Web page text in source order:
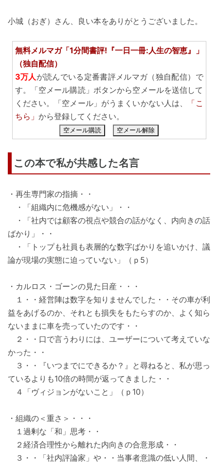
小城（おぎ）さん、良い本をありがとうございました。
無料メルマガ「1分間書評!『一日一冊:人生の智恵』」
（独自配信）
3万人 が読んでいる定番書評メルマガ（独自配信）で
す。「空メール購読」ボタンから空メールを送信して
ください。「空メール」がうまくいかない人は、
「こ
ちら」 から登録してください。
空メール購読 空メール解除
この本で私が共感した名言
・再生専門家の指摘・・
・「組織内に危機感がない」・・
・「社内では顧客の視点や競合の話がなく、内向きの話
ばかり」・・
・「トップも社員も表層的な数字ばかりを追いかけ、議
論が現場の実態に迫っていない」（ｐ5）
・カルロス・ゴーンの見た日産・・・
１・・経営陣は数字を知りませんでした・・その車が利
益をあげるのか、それとも損失をもたらすのか、よく知ら
ないままに車を売っていたのです・・
２・・口で言うわりには、ユーザーについて考えていな
かった・・
３・・『いつまでにできるか？』と尋ねると、私が思っ
ているよりも10倍の時間が返ってきました・・
４「ヴィジョンがないこと」（ｐ10）
・組織の＜重さ＞・・・
１過剰な「和」思考・・
２経済合理性から離れた内向きの合意形成・・
３・・「社内評論家」や・・当事者意識の低い人間、・